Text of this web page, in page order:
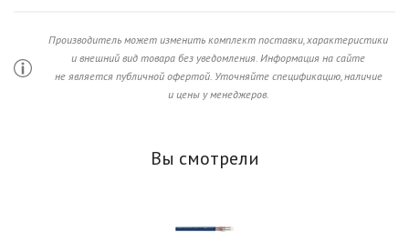
Производитель может изменить комплект поставки, характеристики
и внешний вид товара без уведомления. Информация на сайте
не является публичной офертой. Уточняйте спецификацию, наличие
и цены у менеджеров.
Вы смотрели